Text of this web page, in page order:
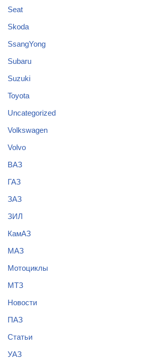
Seat
Skoda
SsangYong
Subaru
Suzuki
Toyota
Uncategorized
Volkswagen
Volvo
ВАЗ
ГАЗ
ЗАЗ
ЗИЛ
КамАЗ
МАЗ
Мотоциклы
МТЗ
Новости
ПАЗ
Статьи
УАЗ